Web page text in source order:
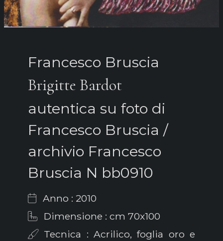
Francesco Bruscia
Brigitte Bardot
autentica su foto di
Francesco Bruscia /
archivio Francesco
Bruscia N bb0910
Anno : 2010
Dimensione : cm 70x100
Tecnica : Acrilico, foglia oro e